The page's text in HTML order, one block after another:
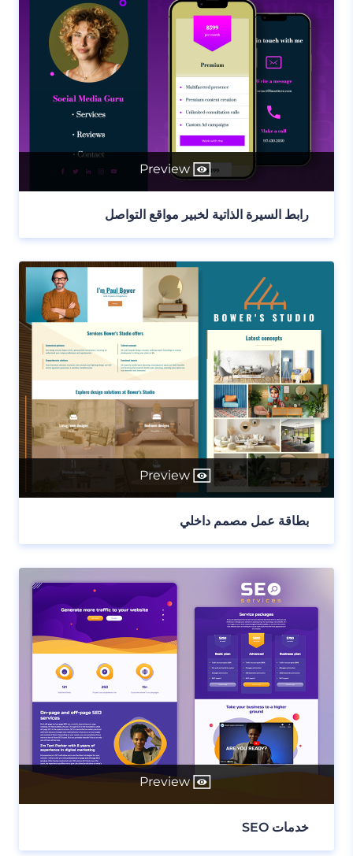
Preview
رابط السيرة الذاتية لخبير مواقع التواصل
Preview
بطاقة عمل مصمم داخلي
Preview
خدمات SEO